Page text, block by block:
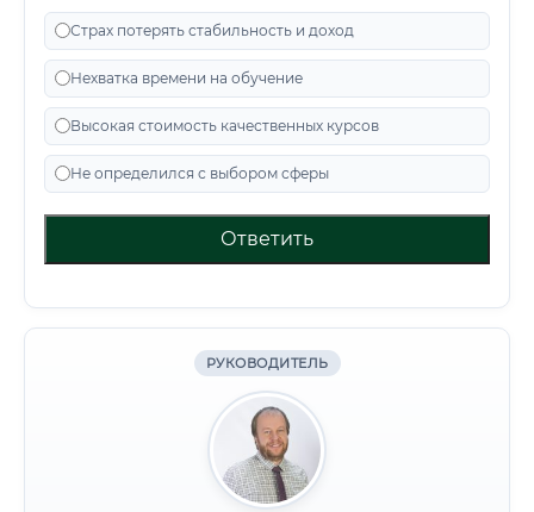
Страх потерять стабильность и доход
Нехватка времени на обучение
Высокая стоимость качественных курсов
Не определился с выбором сферы
Ответить
РУКОВОДИТЕЛЬ